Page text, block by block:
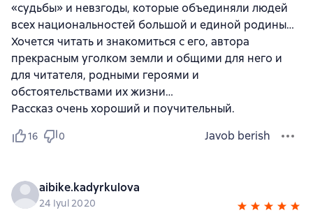
«судьбы» и невзгоды, которые объединяли людей
всех национальностей большой и единой родины…
Хочется читать и знакомиться с его, автора
прекрасным уголком земли и общими для него и
для читателя, родными героями и
обстоятельствами их жизни…
Рассказ очень хороший и поучительный.
16 0 Javob berish
aibike.kadyrkulova
24 Iyul 2020